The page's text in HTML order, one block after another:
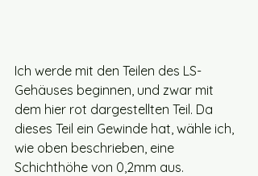
Ich werde mit den Teilen des LS-
Gehäuses beginnen, und zwar mit
dem hier rot dargestellten Teil. Da
dieses Teil ein Gewinde hat, wähle ich,
wie oben beschrieben, eine
Schichthöhe von 0,2mm aus.